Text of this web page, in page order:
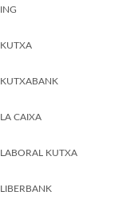
ING
KUTXA
KUTXABANK
LA CAIXA
LABORAL KUTXA
LIBERBANK